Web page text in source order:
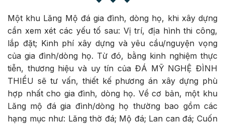
Một khu Lăng Mộ đá gia đình, dòng họ, khi xây dựng
cần xem xét các yếu tố sau: Vị trí, địa hình thi công,
lắp đặt; Kinh phí xây dựng và yêu cầu/nguyện vọng
của gia đình/dòng họ. Từ đó, bằng kinh nghiệm thực
tiễn, thương hiệu và uy tín của ĐÁ MỸ NGHỆ ĐÌNH
THIỀU sẽ tư vấn, thiết kế phương án xây dựng phù
hợp nhất cho gia đình, dòng họ. Về cơ bản, một khu
Lăng mộ đá gia đình/dòng họ thường bao gồm các
hạng mục như: Lăng thờ đá; Mộ đá; Lan can đá; Cuốn